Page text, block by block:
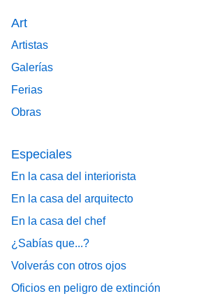
Art
Artistas
Galerías
Ferias
Obras
Especiales
En la casa del interiorista
En la casa del arquitecto
En la casa del chef
¿Sabías que...?
Volverás con otros ojos
Oficios en peligro de extinción